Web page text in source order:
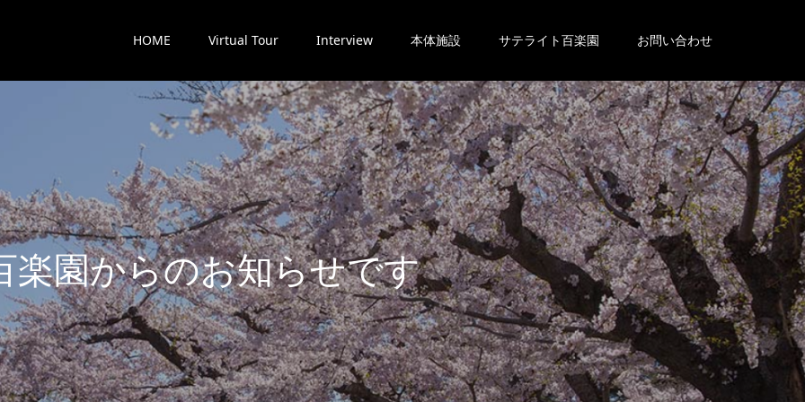
HOME Virtual Tour Interview 本体施設 サテライト百楽園 お問い合わせ
楽園からのお知らせです。